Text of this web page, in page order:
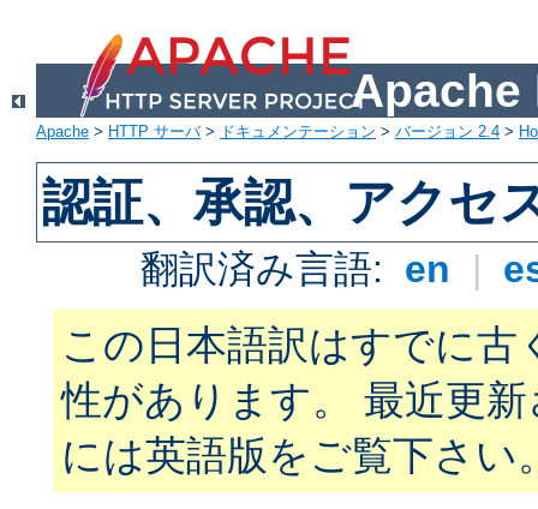
Apache
Apache > HTTP サーバ> ドキュメンテーション > バージョン 2.4 >
認証、承認、アクセ
翻訳済み言語: en |
この日本語訳はすでに古
性があります。 最近更
には英語版をご覧下さい